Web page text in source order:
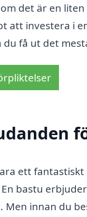
det är en
att investera i
få ut det
ett
bastu
innan du